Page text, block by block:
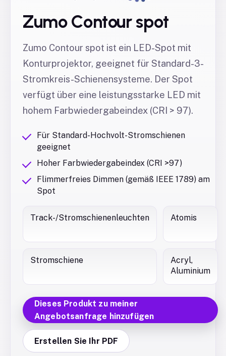
Zumo Contour spot
Zumo Contour spot ist ein LED-Spot mit
Konturprojektor, geeignet für Standard-3-
Stromkreis-Schienensysteme. Der Spot
verfügt über eine leistungsstarke LED mit
hohem Farbwiedergabeindex (CRI > 97).
Für Standard-Hochvolt-Stromschienen
geeignet
Hoher Farbwiedergabeindex (CRI >97)
Flimmerfreies Dimmen (gemäß IEEE 1789) am
Spot
Track-/Stromschienenleuchten Atomis
Stromschiene
Acryl,
Aluminium
Dieses Produkt zu meiner
Angebotsanfrage hinzufügen
Erstellen Sie Ihr PDF